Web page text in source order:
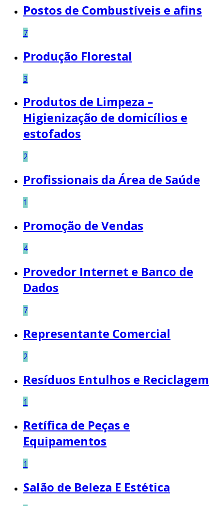
Postos de Combustíveis e afins
7
Produção Florestal
3
Produtos de Limpeza –
Higienização de domicílios e
estofados
2
Profissionais da Área de Saúde
1
Promoção de Vendas
4
Provedor Internet e Banco de
Dados
7
Representante Comercial
2
Resíduos Entulhos e Reciclagem
1
Retífica de Peças e
Equipamentos
1
Salão de Beleza E Estética